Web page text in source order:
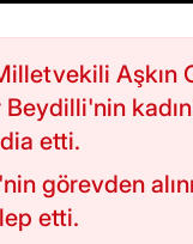
Aşkın
Beydilli'nin
etti.
görevden
etti.